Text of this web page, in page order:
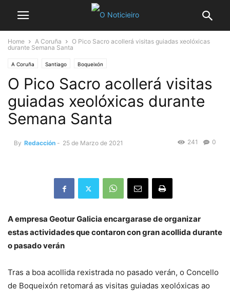
Home A Coruña
O Pico Sacro acollerá visitas guiadas xeolóxicas
durante Semana Santa
A Coruña Santiago Boqueixón
O Pico Sacro acollerá visitas
guiadas xeolóxicas durante
Semana Santa
By Redacción - 25 de Marzo de 2021 0
241
A empresa Geotur Galicia encargarase de organizar
estas actividades que contaron con gran acollida durante
o pasado verán
Tras a boa acollida rexistrada no pasado verán, o Concello
de Boqueixón retomará as visitas guiadas xeolóxicas ao